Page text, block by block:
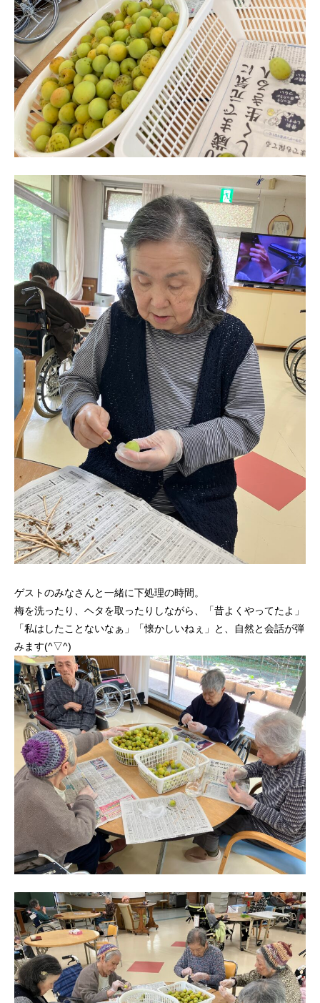
ゲストのみなさんと一緒に下処理の時間。
梅を洗ったり、ヘタを取ったりしながら、「昔よくやってたよ」
「私はしたことないなぁ」「懐かしいねぇ」と、自然と会話が弾
みます(^▽^)